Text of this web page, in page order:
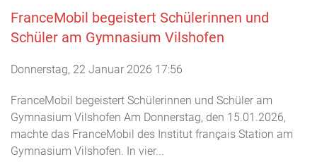
FranceMobil begeistert Schülerinnen und
Schüler am Gymnasium Vilshofen
Donnerstag, 22 Januar 2026 17:56
FranceMobil begeistert Schülerinnen und Schüler am
Gymnasium Vilshofen Am Donnerstag, den 15.01.2026,
machte das FranceMobil des Institut français Station am
Gymnasium Vilshofen. In vier...